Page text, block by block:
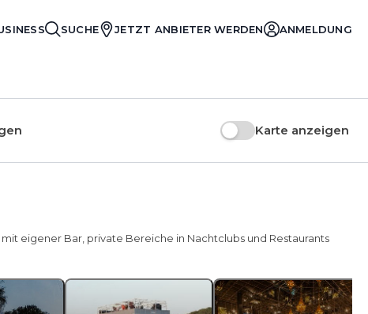
SUCHE JETZT ANBIETER WERDEN ANMELDUNG
Karte anzeigen
eigener Bar, private Bereiche in Nachtclubs und Restaurants